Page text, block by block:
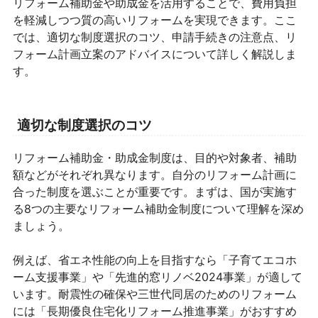
を軽減しつつ質の高いリフォームを実現できます。ここ
では、適切な制度選択のコツ、申請手続きの注意点、リ
フォーム計画立案のアドバイスについて詳しく解説しま
す。
適切な制度選択のコツ
リフォーム補助金・助成金制度は、目的や対象者、補助
額などがそれぞれ異なります。自分のリフォーム計画に
合った制度を選ぶことが重要です。まずは、国が実施す
る8つの主要なリフォーム補助金制度について理解を深め
ましょう。
例えば、省エネ性能の向上を目指すなら「子育てエコホ
ーム支援事業」や「先進的窓リノベ2024事業」が適して
います。耐震性の確保や三世代同居のためのリフォーム
には「長期優良住宅化リフォーム推進事業」がおすすめ